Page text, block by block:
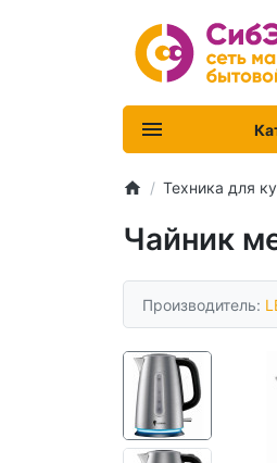
Техника для
Чайник
Производитель: